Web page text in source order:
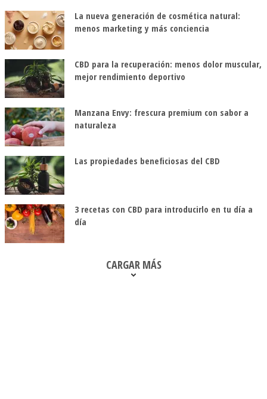
La nueva generación de cosmética natural:
menos marketing y más conciencia
CBD para la recuperación: menos dolor muscular,
mejor rendimiento deportivo
Manzana Envy: frescura premium con sabor a
naturaleza
Las propiedades beneficiosas del CBD
3 recetas con CBD para introducirlo en tu día a
día
CARGAR MÁS